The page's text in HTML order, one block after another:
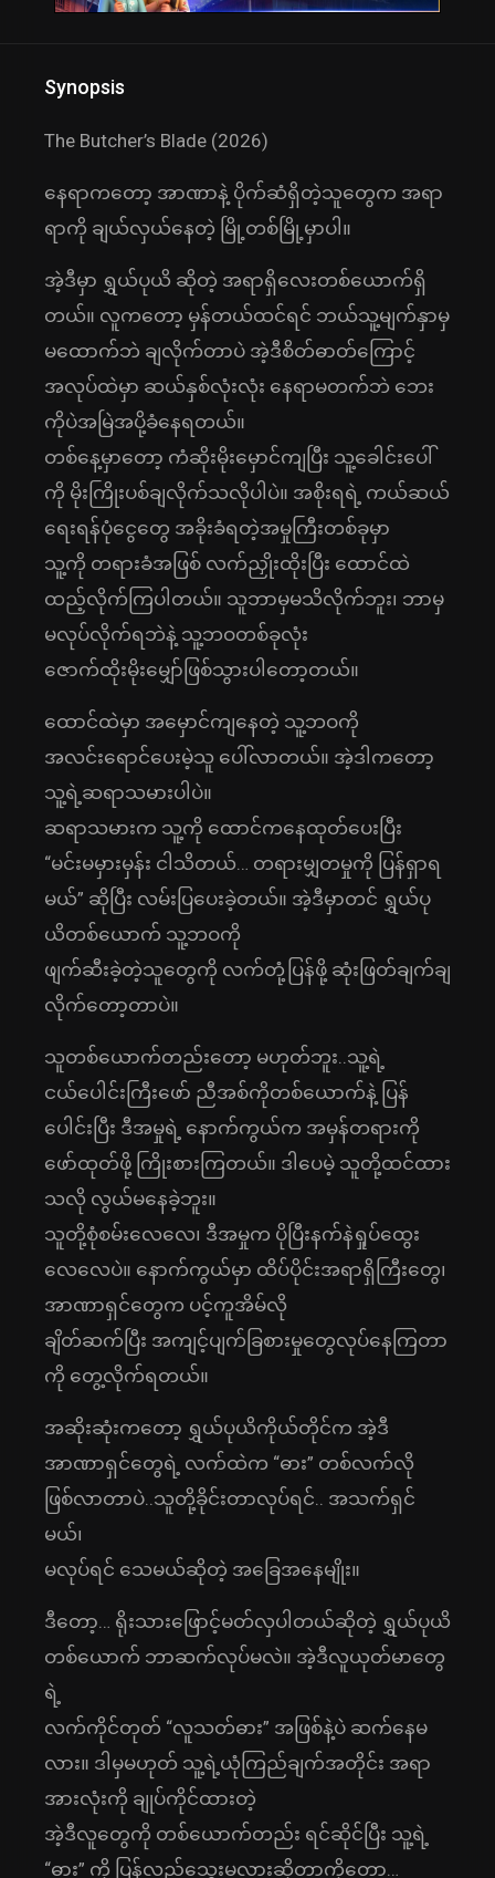
Synopsis
The Butcher’s Blade (2026)
နေရာကတော့ အာဏာနဲ့ ပိုက်ဆံရှိတဲ့သူတွေက အရာ
ရာကို ချယ်လှယ်နေတဲ့ မြို့တစ်မြို့မှာပါ။
အဲ့ဒီမှာ ရွှယ်ပုယိ ဆိုတဲ့ အရာရှိလေးတစ်ယောက်ရှိ
တယ်။ လူကတော့ မှန်တယ်ထင်ရင် ဘယ်သူ့မျက်နှာမှ
မထောက်ဘဲ ချလိုက်တာပဲ အဲ့ဒီစိတ်ဓာတ်ကြောင့်
အလုပ်ထဲမှာ ဆယ်နှစ်လုံးလုံး နေရာမတက်ဘဲ ဘေး
ကိုပဲအမြဲအပို့ခံနေရတယ်။
တစ်နေ့မှာတော့ ကံဆိုးမိုးမှောင်ကျပြီး သူ့ခေါင်းပေါ်
ကို မိုးကြိုးပစ်ချလိုက်သလိုပါပဲ။ အစိုးရရဲ့ ကယ်ဆယ်
ရေးရန်ပုံငွေတွေ အခိုးခံရတဲ့အမှုကြီးတစ်ခုမှာ
သူ့ကို တရားခံအဖြစ် လက်ညှိုးထိုးပြီး ထောင်ထဲ
ထည့်လိုက်ကြပါတယ်။ သူဘာမှမသိလိုက်ဘူး၊ ဘာမှ
မလုပ်လိုက်ရဘဲနဲ့ သူ့ဘဝတစ်ခုလုံး
ဇောက်ထိုးမိုးမျှော်ဖြစ်သွားပါတော့တယ်။
ထောင်ထဲမှာ အမှောင်ကျနေတဲ့ သူ့ဘဝကို
အလင်းရောင်ပေးမဲ့သူ ပေါ်လာတယ်။ အဲ့ဒါကတော့
သူ့ရဲ့ဆရာသမားပါပဲ။
ဆရာသမားက သူ့ကို ထောင်ကနေထုတ်ပေးပြီး
“မင်းမမှားမှန်း ငါသိတယ်… တရားမျှတမှုကို ပြန်ရှာရ
မယ်” ဆိုပြီး လမ်းပြပေးခဲ့တယ်။ အဲ့ဒီမှာတင် ရွှယ်ပု
ယိတစ်ယောက် သူ့ဘဝကို
ဖျက်ဆီးခဲ့တဲ့သူတွေကို လက်တုံ့ပြန်ဖို့ ဆုံးဖြတ်ချက်ချ
လိုက်တော့တာပဲ။
သူတစ်ယောက်တည်းတော့ မဟုတ်ဘူး..သူ့ရဲ့
ငယ်ပေါင်းကြီးဖော် ညီအစ်ကိုတစ်ယောက်နဲ့ ပြန်
ပေါင်းပြီး ဒီအမှုရဲ့ နောက်ကွယ်က အမှန်တရားကို
ဖော်ထုတ်ဖို့ ကြိုးစားကြတယ်။ ဒါပေမဲ့ သူတို့ထင်ထား
သလို လွယ်မနေခဲ့ဘူး။
သူတို့စုံစမ်းလေလေ၊ ဒီအမှုက ပိုပြီးနက်နဲရှုပ်ထွေး
လေလေပဲ။ နောက်ကွယ်မှာ ထိပ်ပိုင်းအရာရှိကြီးတွေ၊
အာဏာရှင်တွေက ပင့်ကူအိမ်လို
ချိတ်ဆက်ပြီး အကျင့်ပျက်ခြစားမှုတွေလုပ်နေကြတာ
ကို တွေ့လိုက်ရတယ်။
အဆိုးဆုံးကတော့ ရွှယ်ပုယိကိုယ်တိုင်က အဲ့ဒီ
အာဏာရှင်တွေရဲ့ လက်ထဲက “ဓား” တစ်လက်လို
ဖြစ်လာတာပဲ..သူတို့ခိုင်းတာလုပ်ရင်.. အသက်ရှင်
မယ်၊
မလုပ်ရင် သေမယ်ဆိုတဲ့ အခြေအနေမျိုး။
ဒီတော့… ရိုးသားဖြောင့်မတ်လှပါတယ်ဆိုတဲ့ ရွှယ်ပုယိ
တစ်ယောက် ဘာဆက်လုပ်မလဲ။ အဲ့ဒီလူယုတ်မာတွေ
ရဲ့
လက်ကိုင်တုတ် “လူသတ်ဓား” အဖြစ်နဲ့ပဲ ဆက်နေမ
လား။ ဒါမှမဟုတ် သူ့ရဲ့ယုံကြည်ချက်အတိုင်း အရာ
အားလုံးကို ချုပ်ကိုင်ထားတဲ့
အဲ့ဒီလူတွေကို တစ်ယောက်တည်း ရင်ဆိုင်ပြီး သူ့ရဲ့
“ဓား” ကို ပြန်လည်သွေးမလားဆိုတာကိုတော့…